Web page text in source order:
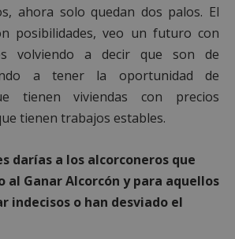
ahora solo quedan dos palos. El
posibilidades, veo un futuro con
volviendo a decir que son de
a tener la oportunidad de
tienen viviendas con precios
tienen trabajos estables.
darías a los alcorconeros que
al Ganar Alcorcón y para aquellos
indecisos o han desviado el